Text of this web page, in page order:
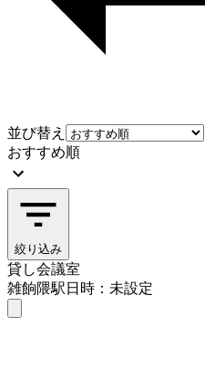
並び替え
おすすめ順
絞り込み
貸し会議室
雑餉隈駅日時：未設定